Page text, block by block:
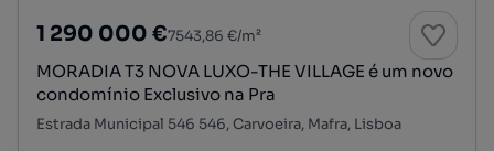
1 290 000 €7543,86 €/m²
MORADIA T3 NOVA LUXO-THE VILLAGE é um novo
condomínio Exclusivo na Pra
Estrada Municipal 546 546, Carvoeira, Mafra, Lisboa